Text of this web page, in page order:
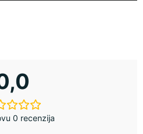
0 recenzija